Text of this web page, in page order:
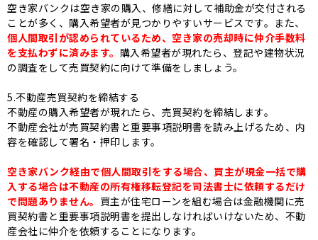
空き家バンクは空き家の購入、修繕に対して補助金が交付される
ことが多く、購入希望者が見つかりやすいサービスです。また、
個人間取引が認められているため、空き家の売却時に仲介手数料
を支払わずに済みます。 購入希望者が現れたら、登記や建物状況
の調査をして売買契約に向けて準備をしましょう。
5.不動産売買契約を締結する
不動産の購入希望者が現れたら、売買契約を締結します。
不動産会社が売買契約書と重要事項説明書を読み上げるため、内
容を確認して署名・押印します。
空き家バンク経由で個人間取引をする場合、買主が現金一括で購
入する場合は不動産の所有権移転登記を司法書士に依頼するだけ
で問題ありません。 買主が住宅ローンを組む場合は金融機関に売
買契約書と重要事項説明書を提出しなければいけないため、不動
産会社に仲介を依頼することになります。